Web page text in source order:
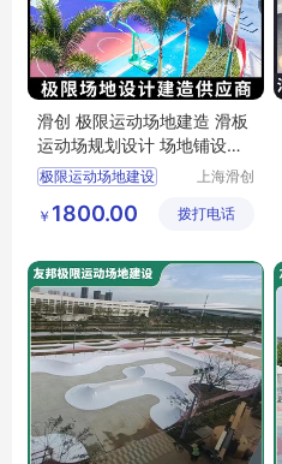
滑创 极限运动场地建造 滑板
运动场规划设计 场地铺设器
材
极限运动场地建设
上海滑创
工程有限
￥ 1800.00 拨打电话